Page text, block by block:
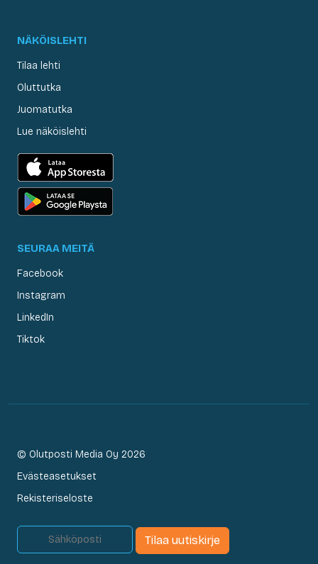
NÄKÖISLEHTI
Tilaa lehti
Oluttutka
Juomatutka
Lue näköislehti
SEURAA MEITÄ
Facebook
Instagram
LinkedIn
Tiktok
© Olutposti Media Oy 2026
Evästeasetukset
Rekisteriseloste
Tilaa uutiskirje